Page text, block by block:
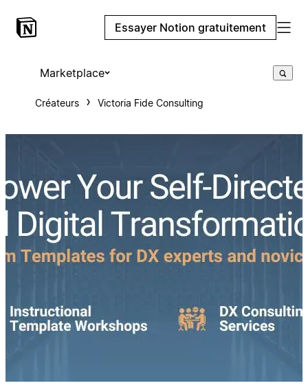
Essayer Notion gratuitement
Marketplace
Créateurs Victoria Fide Consulting